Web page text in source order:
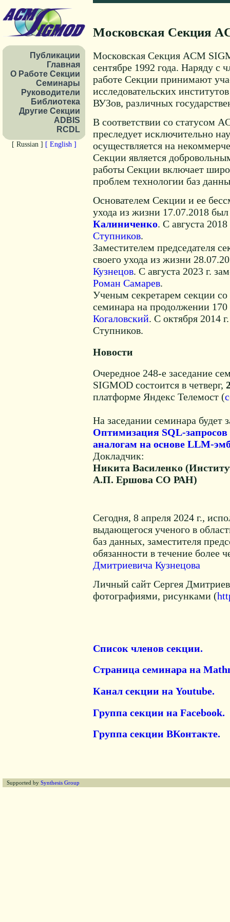
Публикации
Главная
О Работе Секции
Cеминары
Руководители
Библиотека
Другие Секции
ADBIS
RCDL
[ Russian ] [ English ]
Московская Секция
Московская Секция ACM
сентябре 1992 года. Наряду
работе Секции принимают
исследовательских
ВУЗов, различных
В соответствии со статусом
преследует исключительно
осуществляется на
Секции является
работы Секции включает
проблем технологии баз
Основателем Секции и ее
ухода из жизни 17.07.2018
Калиниченко. С августа
Ступников.
Заместителем председателя
своего ухода из жизни
Кузнецов. С августа 2023 г.
Роман Самарев.
Ученым секретарем секции со
семинара на продолжении
Когаловский. С октября 2014
Ступников.
Новости
Очередное 248-е заседание
SIGMOD состоится в четверг,
платформе Яндекс Телемост (
На заседании семинара будет
Оптимизация SQL-
аналогам на основе LLM-
Докладчик:
Никита Василенко
А.П. Ершова СО РАН)
Сегодня, 8 апреля 2024 г.,
выдающегося ученого в
баз данных, заместителя
обязанности в течение более
Дмитриевича Кузнецова
Личный сайт Сергея
фотографиями, рисунками (
Список членов секции.
Страница семинара на
Канал секции на Youtube.
Группа секции на Facebook.
Группа секции ВКонтакте.
Supported by Synthesis Group